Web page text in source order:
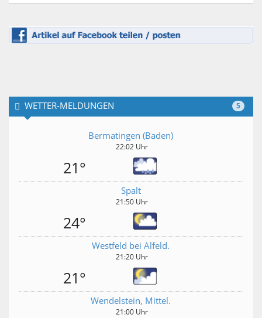
5
WETTER-MELDUNGEN
Bermatingen (Baden)
22:02 Uhr
21°
Spalt
21:50 Uhr
24°
Westfeld bei Alfeld.
21:20 Uhr
21°
Wendelstein, Mittel.
21:00 Uhr